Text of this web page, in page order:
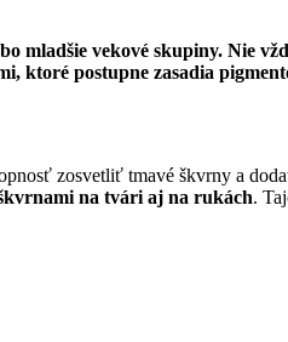
mladšie vekové skupiny. Nie
ktoré postupne zasadia
zosvetliť tmavé škvrny a
na tvári aj na rukách.